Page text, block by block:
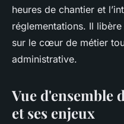
heures de chantier et
réglementations. Il
sur le cœur de métier
administrative.
Vue d'ensemble
et ses enjeux